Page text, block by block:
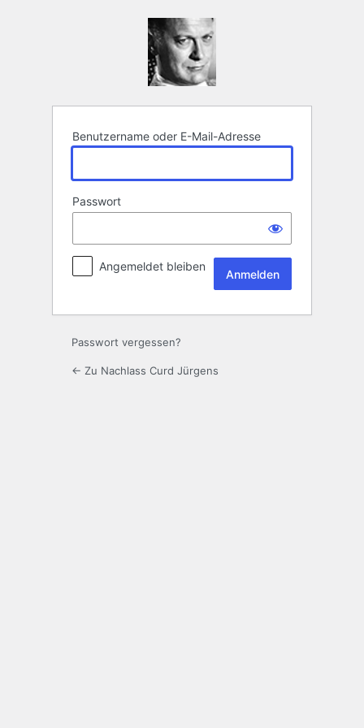
Benutzername oder E-Mail-Adresse
Passwort
Angemeldet bleiben
Passwort vergessen?
← Zu Nachlass Curd Jürgens